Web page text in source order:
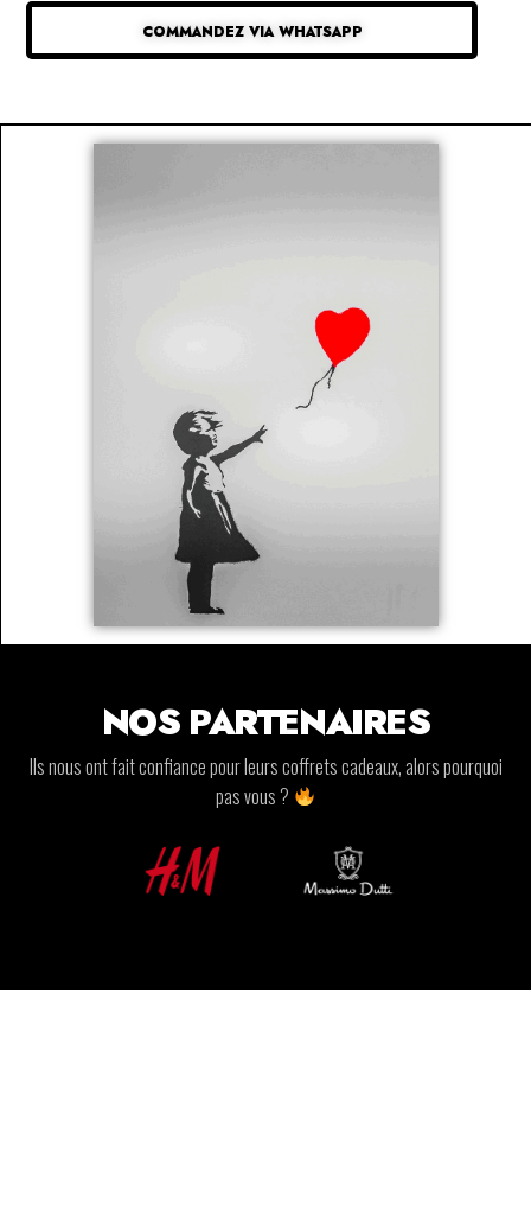
COMMANDEZ VIA WHATSAPP
NOS PARTENAIRES
Ils nous ont fait confiance pour leurs coffrets cadeaux, alors pourquoi
pas vous ?